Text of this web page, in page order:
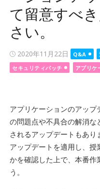
て留意すべ
さい。
Posted
on
2020年11月22日 Q&A
セキュリティパッチ
アプリケ
アプリケーションのアッ
の問題点や不具合の解消
されるアップデートもあ
アップデートを適用し、
かを確認した上で、本番作
う。